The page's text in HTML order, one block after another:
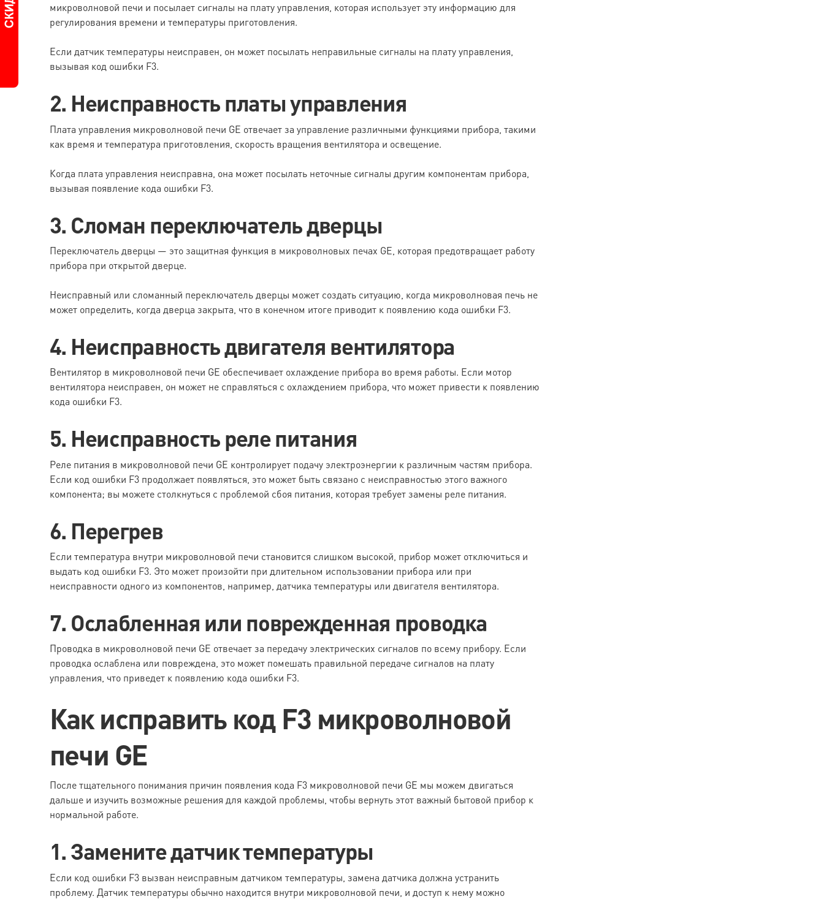
микроволновой печи и посылает сигналы на плату управления, которая использует эту информацию для
регулирования времени и температуры приготовления.
Если датчик температуры неисправен, он может посылать неправильные сигналы на плату управления,
вызывая код ошибки F3.
2. Неисправность платы управления
Плата управления микроволновой печи GE отвечает за управление различными функциями прибора, такими
как время и температура приготовления, скорость вращения вентилятора и освещение.
Когда плата управления неисправна, она может посылать неточные сигналы другим компонентам прибора,
вызывая появление кода ошибки F3.
3. Сломан переключатель дверцы
Переключатель дверцы — это защитная функция в микроволновых печах GE, которая предотвращает работу
прибора при открытой дверце.
Неисправный или сломанный переключатель дверцы может создать ситуацию, когда микроволновая печь не
может определить, когда дверца закрыта, что в конечном итоге приводит к появлению кода ошибки F3.
4. Неисправность двигателя вентилятора
Вентилятор в микроволновой печи GE обеспечивает охлаждение прибора во время работы. Если мотор
вентилятора неисправен, он может не справляться с охлаждением прибора, что может привести к появлению
кода ошибки F3.
5. Неисправность реле питания
Реле питания в микроволновой печи GE контролирует подачу электроэнергии к различным частям прибора.
Если код ошибки F3 продолжает появляться, это может быть связано с неисправностью этого важного
компонента; вы можете столкнуться с проблемой сбоя питания, которая требует замены реле питания.
6. Перегрев
Если температура внутри микроволновой печи становится слишком высокой, прибор может отключиться и
выдать код ошибки F3. Это может произойти при длительном использовании прибора или при
неисправности одного из компонентов, например, датчика температуры или двигателя вентилятора.
7. Ослабленная или поврежденная проводка
Проводка в микроволновой печи GE отвечает за передачу электрических сигналов по всему прибору. Если
проводка ослаблена или повреждена, это может помешать правильной передаче сигналов на плату
управления, что приведет к появлению кода ошибки F3.
Как исправить код F3 микроволновой
печи GE
После тщательного понимания причин появления кода F3 микроволновой печи GE мы можем двигаться
дальше и изучить возможные решения для каждой проблемы, чтобы вернуть этот важный бытовой прибор к
нормальной работе.
1. Замените датчик температуры
Если код ошибки F3 вызван неисправным датчиком температуры, замена датчика должна устранить
проблему. Датчик температуры обычно находится внутри микроволновой печи, и доступ к нему можно